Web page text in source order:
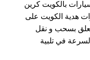
بالكويت كرين
هدية الكويت على
بسحب و نقل
في تلبية